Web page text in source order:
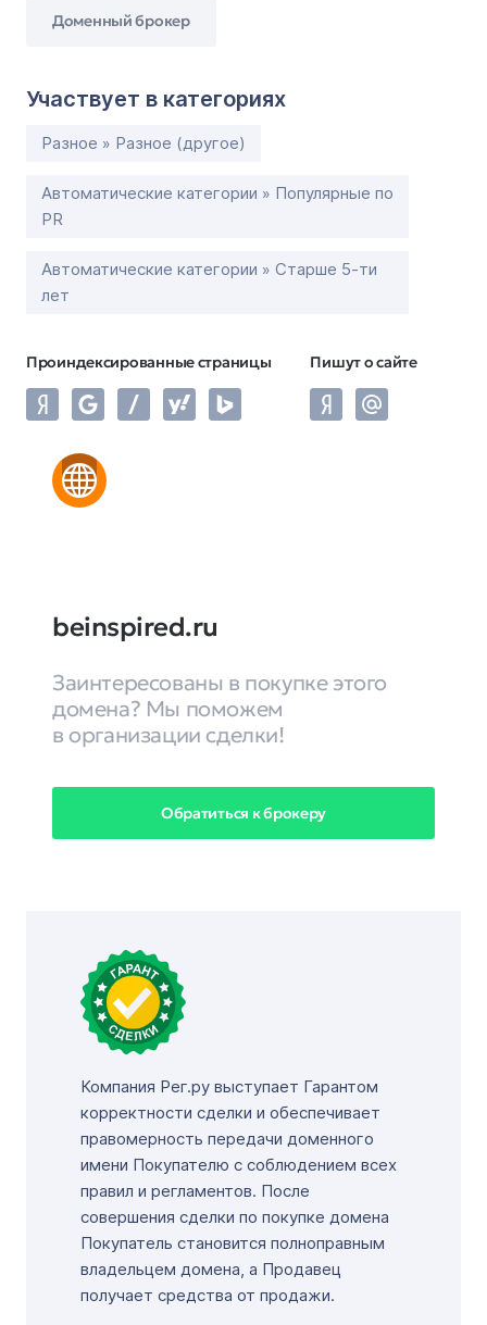
Доменный брокер
Участвует в категориях
Разное » Разное (другое)
Автоматические категории » Популярные по
PR
Автоматические категории » Старше 5-ти
лет
Проиндексированные страницы Пишут о сайте
beinspired.ru
Заинтересованы в покупке этого
домена? Мы поможем
в организации сделки!
Обратиться к брокеру
Компания Рег.ру выступает Гарантом
корректности сделки и обеспечивает
правомерность передачи доменного
имени Покупателю с соблюдением всех
правил и регламентов. После
совершения сделки по покупке домена
Покупатель становится полноправным
владельцем домена, а Продавец
получает средства от продажи.